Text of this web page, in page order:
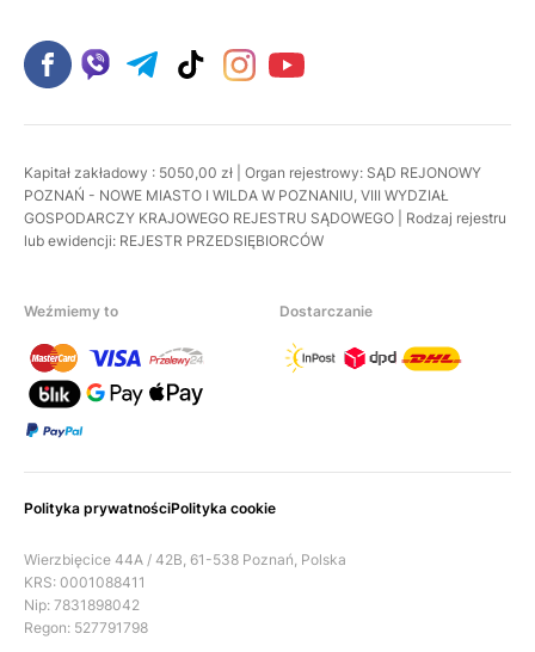
Kapitał zakładowy : 5050,00 zł | Organ rejestrowy: SĄD REJONOWY
POZNAŃ - NOWE MIASTO I WILDA W POZNANIU, VIII WYDZIAŁ
GOSPODARCZY KRAJOWEGO REJESTRU SĄDOWEGO | Rodzaj rejestru
lub ewidencji: REJESTR PRZEDSIĘBIORCÓW
Weźmiemy to Dostarczanie
Polityka prywatnościPolityka cookie
Wierzbięcice 44A / 42B, 61-538 Poznań, Polska
KRS: 0001088411
Nip: 7831898042
Regon: 527791798